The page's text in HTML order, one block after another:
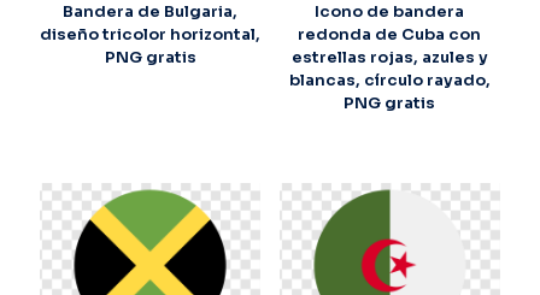
Bandera de Bulgaria,
diseño tricolor horizontal,
PNG gratis
Icono de bandera
redonda de Cuba con
estrellas rojas, azules y
blancas, círculo rayado,
PNG gratis